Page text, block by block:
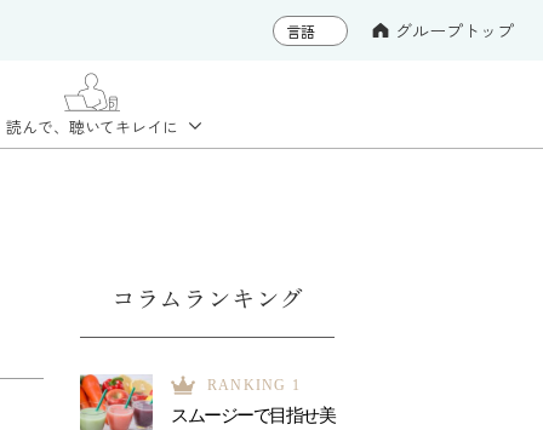
グループトップ
読んで、聴いてキレイに
コラムランキング
RANKING 1
スムージーで目指せ美